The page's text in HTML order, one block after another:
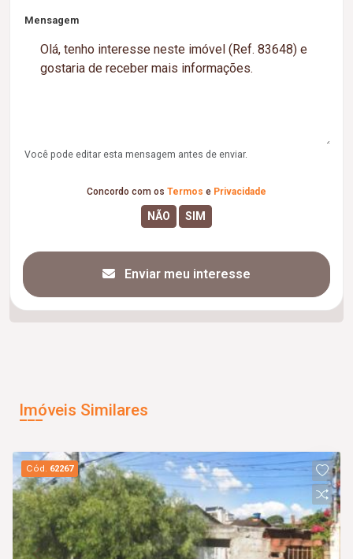
Mensagem
Você pode editar esta mensagem antes de enviar.
Concordo com os Termos e Privacidade
Enviar meu interesse
Imóveis Similares
Cód. 62267